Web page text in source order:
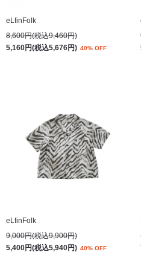
eLfinFolk
8,600円(税込9,460円)
5,160円(税込5,676円) 40% OFF
eLfinFolk
9,000円(税込9,900円)
5,400円(税込5,940円) 40% OFF